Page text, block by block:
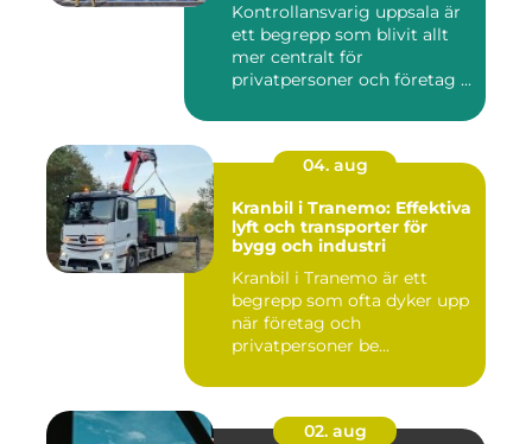
Kontrollansvarig uppsala är
ett begrepp som blivit allt
mer centralt för
privatpersoner och företag ...
04. aug
Kranbil i Tranemo: Effektiva
lyft och transporter för
bygg och industri
Kranbil i Tranemo är ett
begrepp som ofta dyker upp
när företag och
privatpersoner be...
02. aug